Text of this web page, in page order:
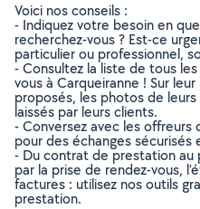
Voici nos conseils :
- Indiquez votre besoin en
recherchez-vous ? Est-ce
particulier ou professionnel,
- Consultez la liste de tous
vous à Carqueiranne ! Sur
proposés, les photos de
laissés par leurs clients.
- Conversez avec les offreurs
pour des échanges sécurisés
- Du contrat de prestation au
par la prise de rendez-vous,
factures : utilisez nos outils
prestation.